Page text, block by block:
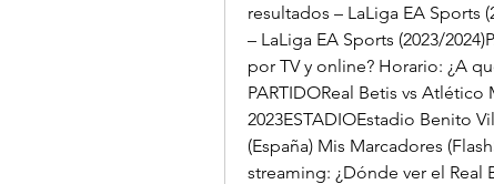
resultados – LaLiga EA Sports
– LaLiga EA Sports (2023/
por TV y online? Horario: ¿A
PARTIDOReal Betis vs
2023ESTADIOEstadio Benito
(España) Mis Marcadores
streaming: ¿Dónde ver el